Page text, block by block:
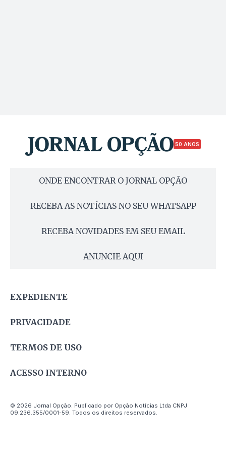
50 ANOS
ONDE ENCONTRAR O JORNAL OPÇÃO
RECEBA AS NOTÍCIAS NO SEU WHATSAPP
RECEBA NOVIDADES EM SEU EMAIL
ANUNCIE AQUI
EXPEDIENTE
PRIVACIDADE
TERMOS DE USO
ACESSO INTERNO
© 2026 Jornal Opção. Publicado por Opção Notícias Ltda CNPJ
09.236.355/0001-59. Todos os direitos reservados.